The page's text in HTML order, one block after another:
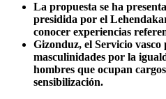
La propuesta se ha
presidida por el
conocer experiencias
Gizonduz, el Servicio
masculinidades por la
hombres que ocupan
sensibilización.